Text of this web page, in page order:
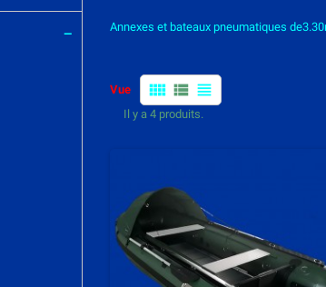
remove
Annexes et bateaux pneumatiques
Vue view_comfy view_list view_headline
Il y a 4 produits.